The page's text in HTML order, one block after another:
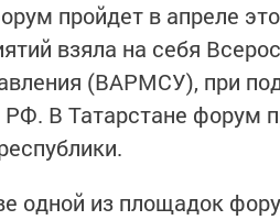
пройдет в апреле
взяла на себя
(ВАРМСУ), при
В Татарстане форум
одной из площадок